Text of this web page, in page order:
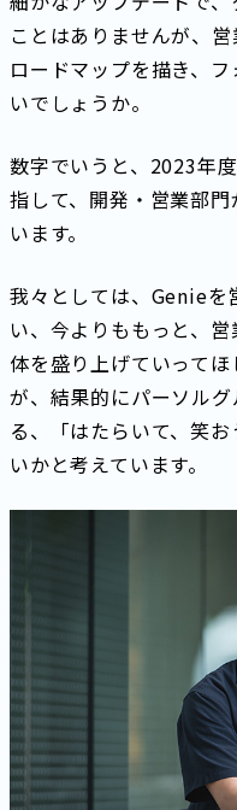
ことはありませんが、
ロードマップを描き、
いでしょうか。
数字でいうと、2023年
指して、開発・営業部
います。
我々としては、Genieを
い、今よりももっと、
体を盛り上げていって
が、結果的にパーソル
る、「はたらいて、笑
いかと考えています。